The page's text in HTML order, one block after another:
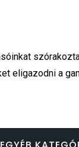
eligazodni a